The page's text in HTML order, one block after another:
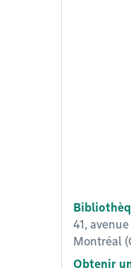
41,
Montréal
Obtenir